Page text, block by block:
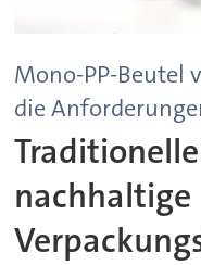
Mono-PP-Beutel
die
nachhaltige